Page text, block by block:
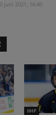
juni 2021, 16:40
IIHF